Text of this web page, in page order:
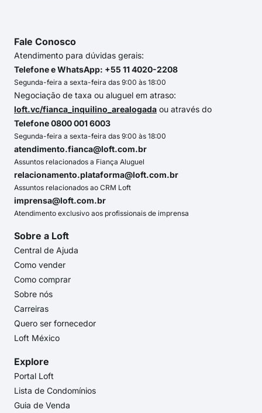
Fale Conosco
Atendimento para dúvidas gerais:
Telefone e WhatsApp: +55 11 4020-2208
Segunda-feira a sexta-feira das 9:00 às 18:00
Negociação de taxa ou aluguel em atraso:
loft.vc/fianca_inquilino_arealogada ou através do
Telefone 0800 001 6003
Segunda-feira a sexta-feira das 9:00 às 18:00
atendimento.fianca@loft.com.br
Assuntos relacionados a Fiança Aluguel
relacionamento.plataforma@loft.com.br
Assuntos relacionados ao CRM Loft
imprensa@loft.com.br
Atendimento exclusivo aos profissionais de imprensa
Sobre a Loft
Central de Ajuda
Como vender
Como comprar
Sobre nós
Carreiras
Quero ser fornecedor
Loft México
Explore
Portal Loft
Lista de Condomínios
Guia de Venda